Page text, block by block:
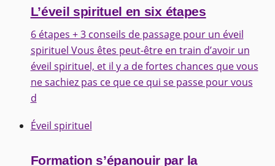
L’éveil spirituel en six étapes
6 étapes + 3 conseils de passage pour un éveil
spirituel Vous êtes peut-être en train d’avoir un
éveil spirituel, et il y a de fortes chances que vous
ne sachiez pas ce que ce qui se passe pour vous
d
Éveil spirituel
Formation s’épanouir par la